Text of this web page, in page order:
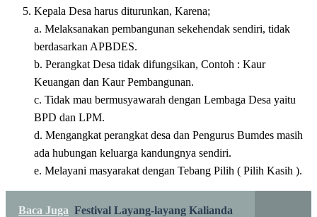
Kepala Desa harus diturunkan, Karena;
a. Melaksanakan pembangunan sekehendak sendiri, tidak
berdasarkan APBDES.
b. Perangkat Desa tidak difungsikan, Contoh : Kaur
Keuangan dan Kaur Pembangunan.
c. Tidak mau bermusyawarah dengan Lembaga Desa yaitu
BPD dan LPM.
d. Mengangkat perangkat desa dan Pengurus Bumdes masih
ada hubungan keluarga kandungnya sendiri.
e. Melayani masyarakat dengan Tebang Pilih ( Pilih Kasih ).
Baca Juga Festival Layang-layang Kalianda